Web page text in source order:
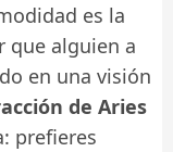
es la
que alguien a
en una visión
de Aries
prefieres